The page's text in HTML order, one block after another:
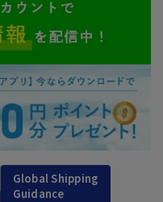
Global Shipping
Guidance